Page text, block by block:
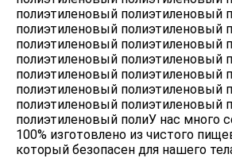
полиэтиленовый полиэтиленовый
полиэтиленовый полиэтиленовый
полиэтиленовый полиэтиленовый
полиэтиленовый полиэтиленовый
полиэтиленовый полиэтиленовый
полиэтиленовый полиэтиленовый
полиэтиленовый полиэтиленовый
полиэтиленовый полиУ нас много
100% изготовлено из чистого
который безопасен для нашего